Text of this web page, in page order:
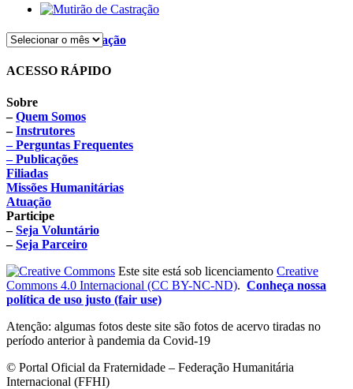
Mutirão de Castração
ACESSO RÁPIDO
Sobre
–Quem Somos
–Instrutores
– Perguntas Frequentes
– Publicações
Filiadas
Missões Humanitárias
Atuação
Participe
–Seja Voluntário
–Seja Parceiro
Este site está sob licenciamento Creative
Commons 4.0 Internacional (CC BY-NC-ND). Conheça nossa
política de uso justo (fair use)
Atenção: algumas fotos deste site são fotos de acervo tiradas no
período anterior à pandemia da Covid-19
© Portal Oficial da Fraternidade – Federação Humanitária
Internacional (FFHI)